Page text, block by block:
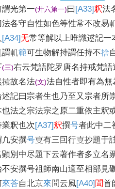
謂光第一(廾六第一)曰 [A33]釈法
法各守自性如色等性常不改易
[A34]无常等解以上唯識逑記一
謂䡄範可生物解持謂任持不捨
(三)右云梵語陀罗唐名持戒梵語
㨬故名法(文)法自性者即有為
述記曰宗者生也乃至又宗者所
也法之宗法宗之原二重依主釈
業釈也次[A37]釈撰号者此中二
凢安撰号㕝有三囙行㕝抄題于
顕別中尽題下云著作者多立名
不安撰号祖師南山適至相部見
來荅自北京來問云風[A40] 聞首